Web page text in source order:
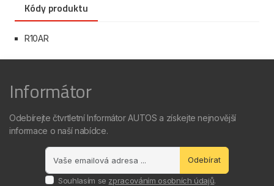
Kódy produktu
R10AR
Informátor
Odebírejte čtvrtletní Informátor AUTOS a získejte nejnovější
informace o naší nabídce.
Odebírat
Souhlasím se zpracováním osobních údajů.